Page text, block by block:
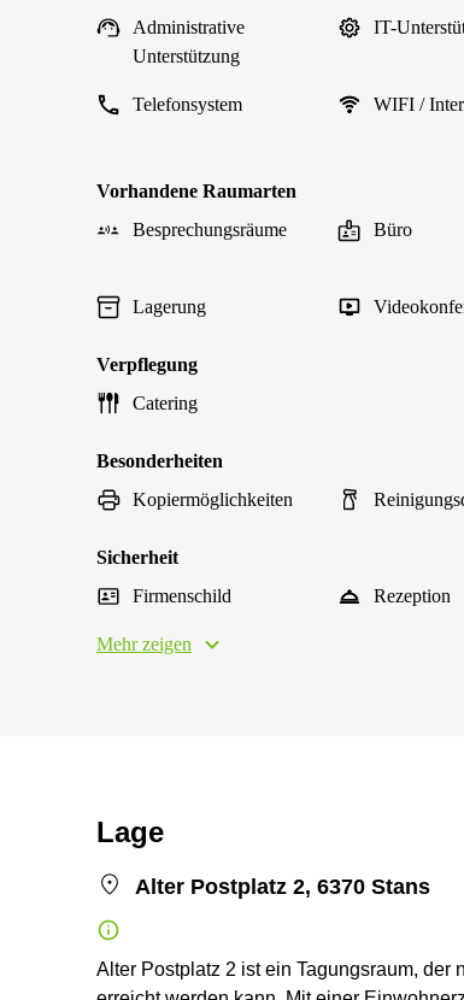
Administrative
Unterstützung
IT-
Telefonsystem WIFI /
Vorhandene Raumarten
Besprechungsräume
Büro
Lagerung
Verpflegung
Catering
Besonderheiten
Kopiermöglichkeiten
Sicherheit
Firmenschild
Rezeption
Mehr zeigen
Lage
Alter Postplatz 2, 6370 Stans
Alter Postplatz 2 ist ein Tagungsraum,